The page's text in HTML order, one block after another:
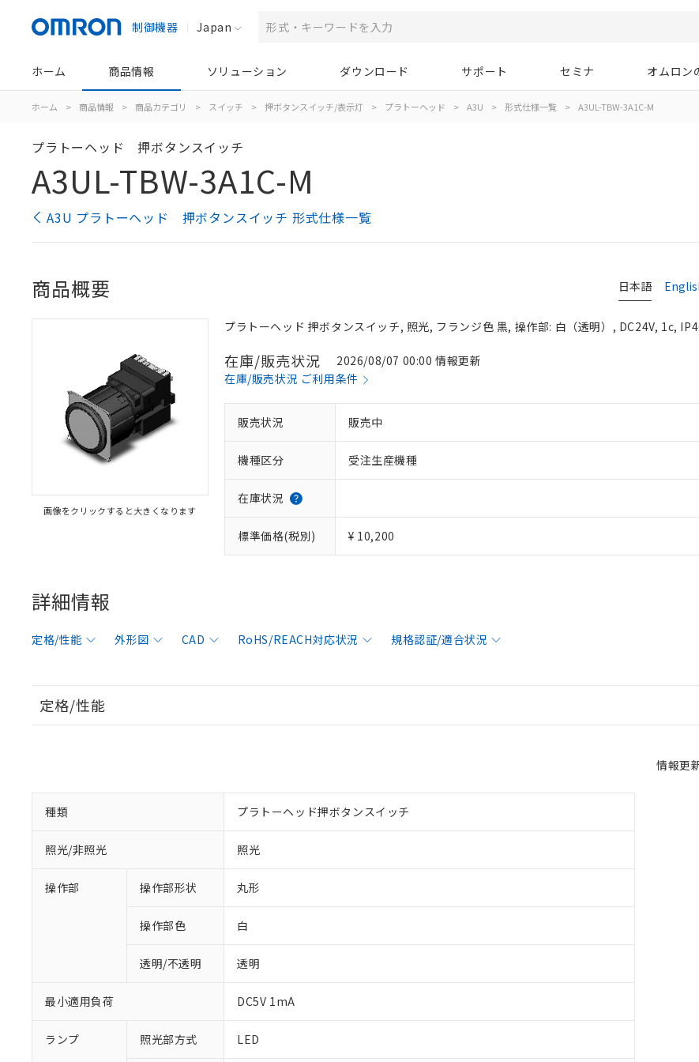
制御機器 Japan
ホーム 商品情報 ソリューション ダウンロード サポート セミナ オムロン
ホーム > 商品情報 > 商品カテゴリ > スイッチ > 押ボタンスイッチ/表示灯 > プラトーヘッド > A3U > 形式仕様一覧 > A3UL-TBW-3A1C-M
プラトーヘッド 押ボタンスイッチ
A3UL-TBW-3A1C-M
A3U プラトーヘッド 押ボタンスイッチ 形式仕様一覧
日本語
商品概要
画像をクリックすると大きくなります
プラトーヘッド 押ボタンスイッチ, 照光, フランジ色 黒, 操作部: 白（透明）, DC24V, 1c,
在庫/販売状況
2026/08/07 00:00 情報更新
在庫/販売状況 ご利用条件
販売状況 販売中
機種区分 受注生産機種
在庫状況
標準価格(税別) ¥ 10,200
詳細情報
定格/性能 外形図 CAD RoHS/REACH対応状況 規格認証/適合状況
定格/性能
情報更
種類 プラトーヘッド押ボタンスイッチ
照光/非照光 照光
操作部 操作部形状 丸形
操作部色 白
透明/不透明 透明
最小適用負荷 DC5V 1mA
ランプ 照光部方式 LED